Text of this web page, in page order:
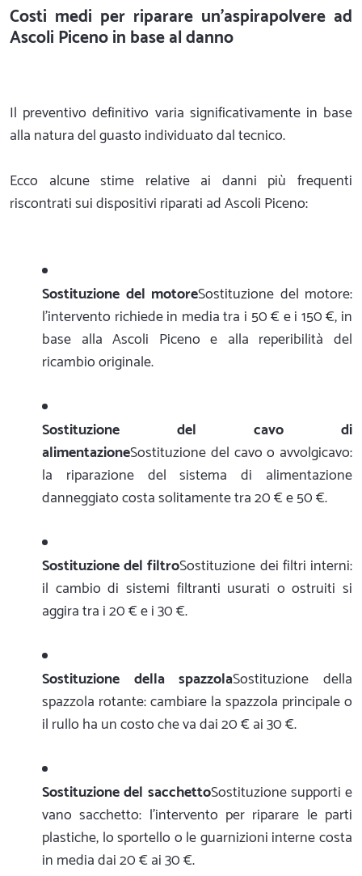
Costi medi per riparare un'aspirapolvere ad
Ascoli Piceno in base al danno
Il preventivo definitivo varia significativamente in base
alla natura del guasto individuato dal tecnico.
Ecco alcune stime relative ai danni più frequenti
riscontrati sui dispositivi riparati ad Ascoli Piceno:
Sostituzione del motoreSostituzione del motore:
l'intervento richiede in media tra i 50 € e i 150 €, in
base alla Ascoli Piceno e alla reperibilità del
ricambio originale.
Sostituzione del cavo di
alimentazioneSostituzione del cavo o avvolgicavo:
la riparazione del sistema di alimentazione
danneggiato costa solitamente tra 20 € e 50 €.
Sostituzione del filtroSostituzione dei filtri interni:
il cambio di sistemi filtranti usurati o ostruiti si
aggira tra i 20 € e i 30 €.
Sostituzione della spazzolaSostituzione della
spazzola rotante: cambiare la spazzola principale o
il rullo ha un costo che va dai 20 € ai 30 €.
Sostituzione del sacchettoSostituzione supporti e
vano sacchetto: l'intervento per riparare le parti
plastiche, lo sportello o le guarnizioni interne costa
in media dai 20 € ai 30 €.